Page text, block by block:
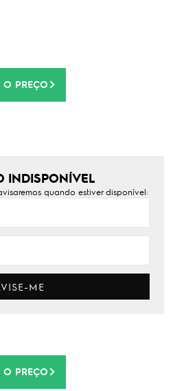
O PREÇO
INDISPONÍVEL
quando estiver disponível:
ME
O PREÇO